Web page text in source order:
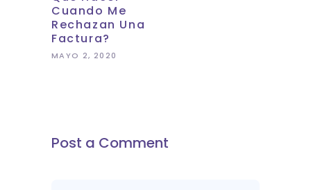
Cuando Me
Rechazan Una
Factura?
MAYO 2, 2020
Post a Comment